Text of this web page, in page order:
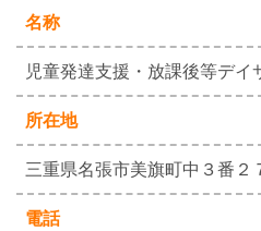
名称
児童発達支援・放課後等デ
所在地
三重県名張市美旗町中３番２
電話